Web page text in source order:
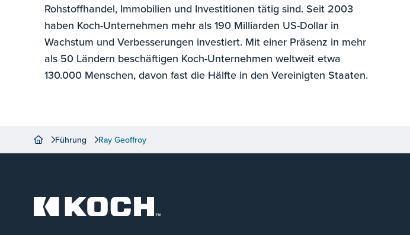
Rohstoffhandel, Immobilien und Investitionen tätig sind. Seit 2003
haben Koch-Unternehmen mehr als 190 Milliarden US-Dollar in
Wachstum und Verbesserungen investiert. Mit einer Präsenz in mehr
als 50 Ländern beschäftigen Koch-Unternehmen weltweit etwa
130.000 Menschen, davon fast die Hälfte in den Vereinigten Staaten.
Führung Ray Geoffroy